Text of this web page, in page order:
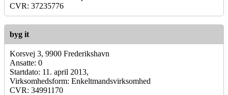
CVR: 37235776
byg it
Korsvej 3, 9900 Frederikshavn
Ansatte: 0
Startdato: 11. april 2013,
Virksomhedsform: Enkeltmandsvirksomhed
CVR: 34991170